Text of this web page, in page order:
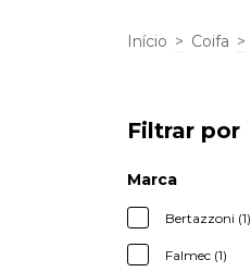
Início > Coifa >
Filtrar por
Marca
Bertazzoni (1)
Falmec (1)